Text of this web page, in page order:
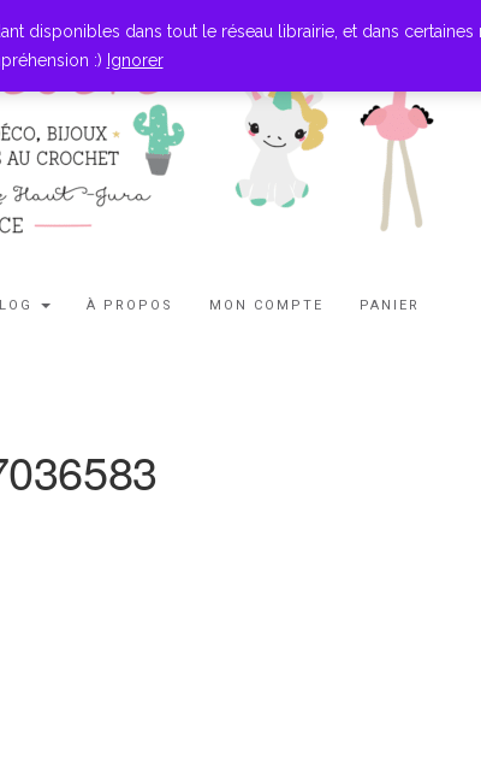
À PROPOS MON COMPTE PANIER
disponibles dans tout le réseau librairie, et dans
:) Ignorer